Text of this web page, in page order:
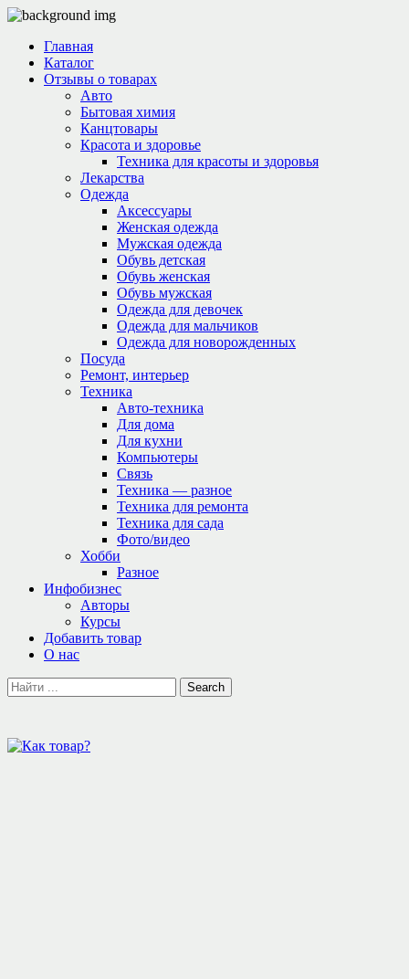
Главная
Каталог
Отзывы о товарах
Авто
Бытовая химия
Канцтовары
Красота и здоровье
Техника для красоты и здоровья
Лекарства
Одежда
Аксессуары
Женская одежда
Мужская одежда
Обувь детская
Обувь женская
Обувь мужская
Одежда для девочек
Одежда для мальчиков
Одежда для новорожденных
Посуда
Ремонт, интерьер
Техника
Авто-техника
Для дома
Для кухни
Компьютеры
Связь
Техника — разное
Техника для ремонта
Техника для сада
Фото/видео
Хобби
Разное
Инфобизнес
Авторы
Курсы
Добавить товар
О нас